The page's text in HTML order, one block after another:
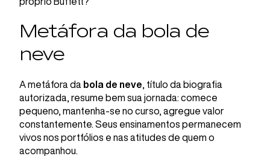
Metáfora da bola de
neve
A metáfora da bola de neve , título da biografia
autorizada, resume bem sua jornada: comece
pequeno, mantenha-se no curso, agregue valor
constantemente. Seus ensinamentos permanecem
vivos nos portfólios e nas atitudes de quem o
acompanhou.